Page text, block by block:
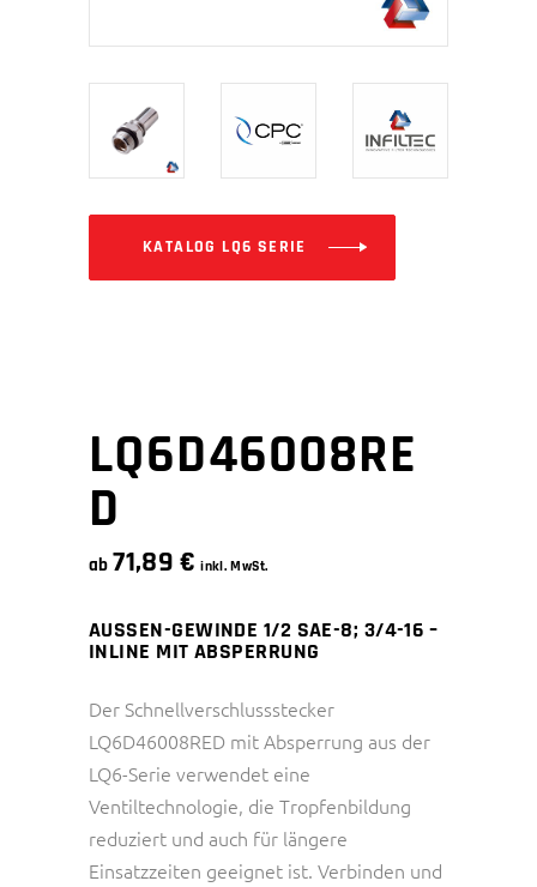
KATALOG LQ6 SERIE
LQ6D46008RE
D
ab 71,89€ inkl. MwSt.
AUSSEN-GEWINDE 1/2 SAE-8; 3/4-16 –
INLINE MIT ABSPERRUNG
Der Schnellverschlussstecker
LQ6D46008RED mit Absperrung aus der
LQ6-Serie verwendet eine
Ventiltechnologie, die Tropfenbildung
reduziert und auch für längere
Einsatzzeiten geeignet ist. Verbinden und